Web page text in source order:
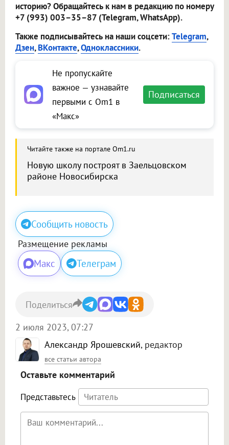
историю? Обращайтесь к нам в редакцию по номеру
+7 (993) 003–35–87 (Telegram, WhatsApp).
Также подписывайтесь на наши соцсети:Telegram,
Дзен,ВКонтакте,Одноклассники.
Не пропускайте
важное — узнавайте
первыми с Om1 в
«Макс»
Подписаться
Читайте также на портале Om1.ru
Новую школу построят в Заельцовском
районе Новосибирска
Сообщить новость
Размещение рекламы
Макс Телеграм
Александр Ярошевский, редактор
все статьи автора
2 июля 2023, 07:27
Поделиться
Оставьте комментарий
Представьтесь